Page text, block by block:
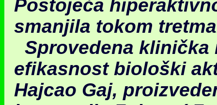
Postojeća
smanjila tokom
Sprovedena
efikasnost biološki
Hajcao Gaj,